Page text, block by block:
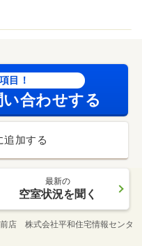
目！
合わせする
追加する
最新の
空室状況を聞く
店 株式会社平和住宅情報センタ